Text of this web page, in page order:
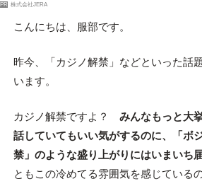
PR 株式会社JERA
こんにちは、服部です。
昨今、「カジノ解禁」などといった話
います。
カジノ解禁ですよ？ みんなもっと大
話していてもいい気がするのに、「ボ
禁」のような盛り上がりにはいまいち
ともこの冷めてる雰囲気を感じている